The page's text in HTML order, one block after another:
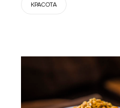
КРАСОТА